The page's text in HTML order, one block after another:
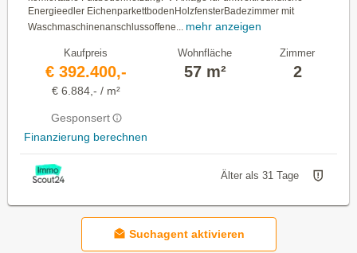
Energieedler EichenparkettbodenHolzfensterBadezimmer mit
Waschmaschinenanschlussoffene...
mehr anzeigen
Kaufpreis
€ 392.400,-
€ 6.884,- / m²
Gesponsert
Finanzierung berechnen
Wohnfläche
57 m²
Zimmer
2
Älter als 31 Tage
Suchagent aktivieren